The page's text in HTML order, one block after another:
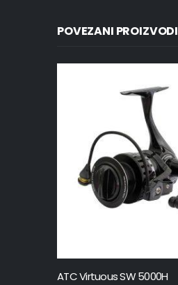
POVEZANI PROIZVODI
ATC Virtuous SW 5000H